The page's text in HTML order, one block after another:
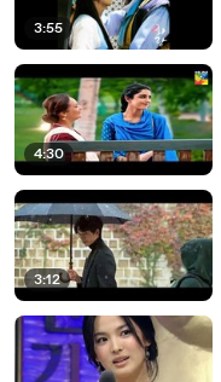
3:55
4:30
3:12